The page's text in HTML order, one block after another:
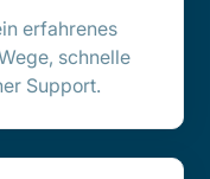
erfahrenes
schnelle
Support.